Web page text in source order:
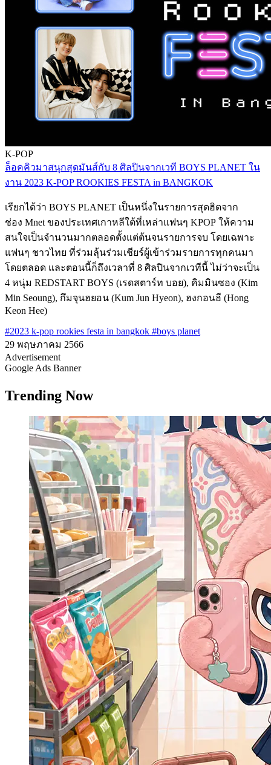
K-POP
ล็อคคิวมาสนุกสุดมันส์กับ 8 ศิลปินจากเวที BOYS PLANET ใน
งาน 2023 K-POP ROOKIES FESTA in BANGKOK
เรียกได้ว่า BOYS PLANET เป็นหนึ่งในรายการสุดฮิตจาก
ช่อง Mnet ของประเทศเกาหลีใต้ที่เหล่าแฟนๆ KPOP ให้ความ
สนใจเป็นจำนวนมากตลอดตั้งแต่ต้นจนรายการจบ โดยเฉพาะ
แฟนๆ ชาวไทย ที่ร่วมลุ้นร่วมเชียร์ผู้เข้าร่วมรายการทุกคนมา
โดยตลอด และตอนนี้ก็ถึงเวลาที่ 8 ศิลปินจากเวทีนี้ ไม่ว่าจะเป็น
4 หนุ่ม REDSTART BOYS (เรดสตาร์ท บอย), คิมมินซอง (Kim
Min Seoung), กึมจุนฮยอน (Kum Jun Hyeon), ฮงกอนฮี (Hong
Keon Hee)
#2023 k-pop rookies festa in bangkok #boys planet
29 พฤษภาคม 2566
Advertisement
Google Ads Banner
Trending Now